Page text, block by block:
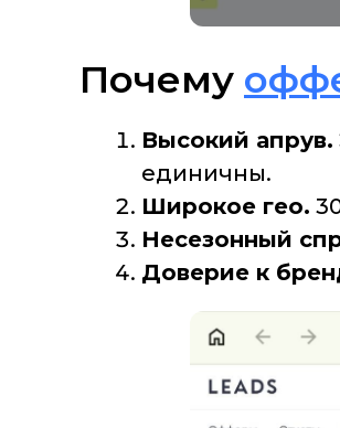
Почему
Высокий апрув.
единичны.
Широкое гео.
Несезонный
Доверие к